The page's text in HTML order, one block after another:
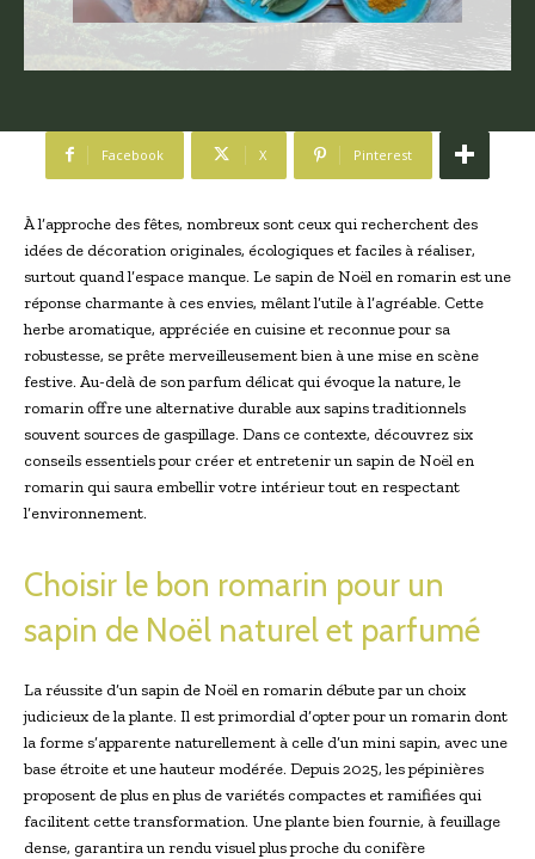
Facebook X Pinterest
À l’approche des fêtes, nombreux sont ceux qui recherchent des
idées de décoration originales, écologiques et faciles à réaliser,
surtout quand l’espace manque. Le sapin de Noël en romarin est une
réponse charmante à ces envies, mêlant l’utile à l’agréable. Cette
herbe aromatique, appréciée en cuisine et reconnue pour sa
robustesse, se prête merveilleusement bien à une mise en scène
festive. Au-delà de son parfum délicat qui évoque la nature, le
romarin offre une alternative durable aux sapins traditionnels
souvent sources de gaspillage. Dans ce contexte, découvrez six
conseils essentiels pour créer et entretenir un sapin de Noël en
romarin qui saura embellir votre intérieur tout en respectant
l’environnement.
Choisir le bon romarin pour un
sapin de Noël naturel et parfumé
La réussite d’un sapin de Noël en romarin débute par un choix
judicieux de la plante. Il est primordial d’opter pour un romarin dont
la forme s’apparente naturellement à celle d’un mini sapin, avec une
base étroite et une hauteur modérée. Depuis 2025, les pépinières
proposent de plus en plus de variétés compactes et ramifiées qui
facilitent cette transformation. Une plante bien fournie, à feuillage
dense, garantira un rendu visuel plus proche du conifère